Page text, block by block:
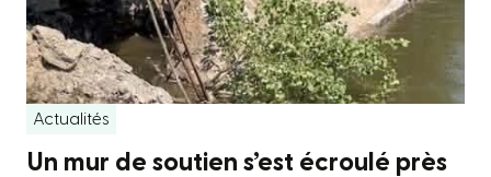
Actualités
Un mur de soutien s’est écroulé près